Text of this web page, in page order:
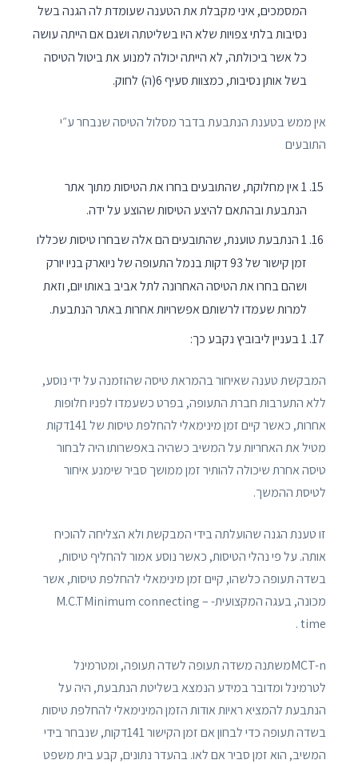
המסמכים, איני מקבלת את הטענה שעומדת לה הגנה בשל
נסיבות בלתי צפויות שלא היו בשליטתה ושגם אם הייתה עושה
כל אשר ביכולתה, לא הייתה יכולה למנוע את ביטול הטיסה
בשל אותן נסיבות, כמצוות סעיף 6(ה) לחוק.
אין ממש בטענת הנתבעת בדבר מסלול הטיסה שנבחר ע״י
התובעים
1 אין מחלוקת, שהתובעים בחרו את הטיסות מתוך אתר
הנתבעת ובהתאם להיצע הטיסות שהוצע על ידה.
1 הנתבעת טוענת, שהתובעים הם אלה שבחרו טיסות שכללו
זמן קישור של 93 דקות בנמל התעופה של ניוארק בניו יורק
ושהם בחרו את הטיסה האחרונה לתל אביב באותו יום, וזאת
למרות שעמדו לרשותם אפשרויות אחרות באתר הנתבעת.
1 בעניין ליבוביץ נקבע כך:
המבקשת טענה שאיחור בהמראת טיסה שהוזמנה על ידי נוסע,
ללא התערבות חברת התעופה, בפרט כשעמדו לפניו חלופות
אחרות, כאשר קיים זמן מינימאלי להחלפת טיסות של 141דקות
מטיל את האחריות על המשיב כשהיה באפשרותו היה לבחור
טיסה אחרת שיכולה להותיר זמן ממושך סביר שימנע איחור
לטיסת ההמשך.
זו טענת הגנה שהועלתה בידי המבקשת ולא הצליחה להוכיח
אותה. על פי נהלי הטיסות, כאשר נוסע אמור להחליף טיסות,
בשדה תעופה כלשהו, קיים זמן מינימאלי להחלפת טיסות, אשר
מכונה, בעגה המקצועית- – M.C.TMinimum connecting
time .
MCT-nמשתנה משדה תעופה לשדה תעופה, ומטרמינל
לטרמינל ומדובר במידע הנמצא בשליטת הנתבעת, היה על
הנתבעת להמציא ראיות אודות הזמן המינימאלי להחלפת טיסות
בשדה תעופה כדי לבחון אם זמן הקישור 141דקות, שנבחר בידי
המשיב, הוא זמן סביר אם לאו. בהעדר נתונים, קבע בית משפט